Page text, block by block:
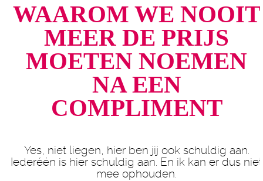
WAAROM WE NOOIT
MEER DE PRIJS
MOETEN NOEMEN
NA EEN
COMPLIMENT
Yes, niet liegen, hier ben jij ook schuldig aan.
Iederéén is hier schuldig aan. En ik kan er dus niet
mee ophouden.